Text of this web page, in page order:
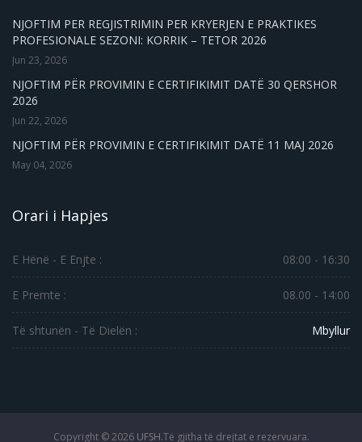
NJOFTIM PER REGJISTRIMIN PER KRYERJEN E PRAKTIKES
PROFESIONALE SEZONI: KORRIK – TETOR 2026
Jun 23, 2026
NJOFTIM PËR PROVIMIN E CERTIFIKIMIT DATË 30 QERSHOR
2026
Jun 22, 2026
NJOFTIM PËR PROVIMIN E CERTIFIKIMIT DATË 11 MAJ 2026
May 04, 2026
Orari i Hapjes
E Hënë - E Enjte : 08:00 - 16:30
E Premte : 08.00 - 14:00
Të shtunën - Të Dielën : Mbyllur
Copyright ©2026 UFSH.Të gjitha të drejtat e rezervuara.